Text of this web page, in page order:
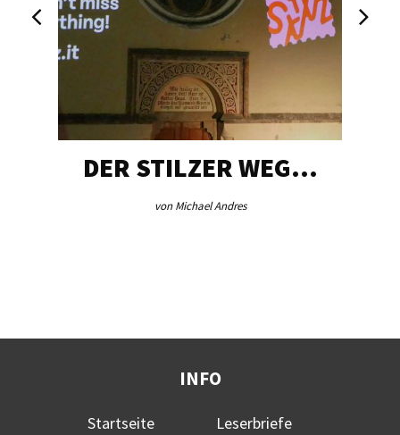
DER STILZER WEG…
von Michael Andres
INFO
Startseite
Leserbriefe